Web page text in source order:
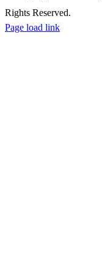
Rights Reserved.
Facebook
Instagram
YouTube
Page load link